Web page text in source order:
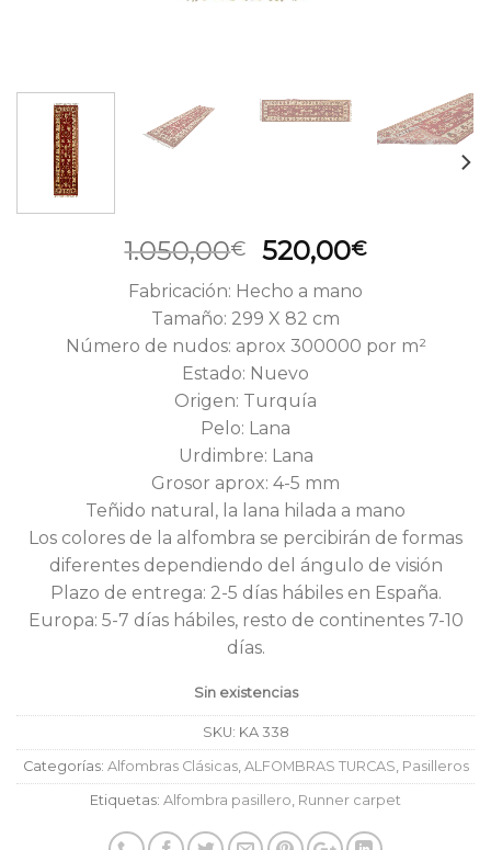
1.050,00€
El
precio
original
era:
1.050,00€.
520,00€El
520,00€.
Fabricación: Hecho a mano
Tamaño: 299 X 82 cm
Número de nudos: aprox 300000 por m²
Estado: Nuevo
Origen: Turquía
Pelo: Lana
Urdimbre: Lana
Grosor aprox: 4-5 mm
Teñido natural, la lana hilada a mano
Los colores de la alfombra se percibirán de formas
diferentes dependiendo del ángulo de visión
Plazo de entrega: 2-5 días hábiles en España.
Europa: 5-7 días hábiles, resto de continentes 7-10
días.
Sin existencias
SKU: KA 338
Categorías: Alfombras Clásicas, ALFOMBRAS TURCAS, Pasilleros
Etiquetas: Alfombra pasillero, Runner carpet